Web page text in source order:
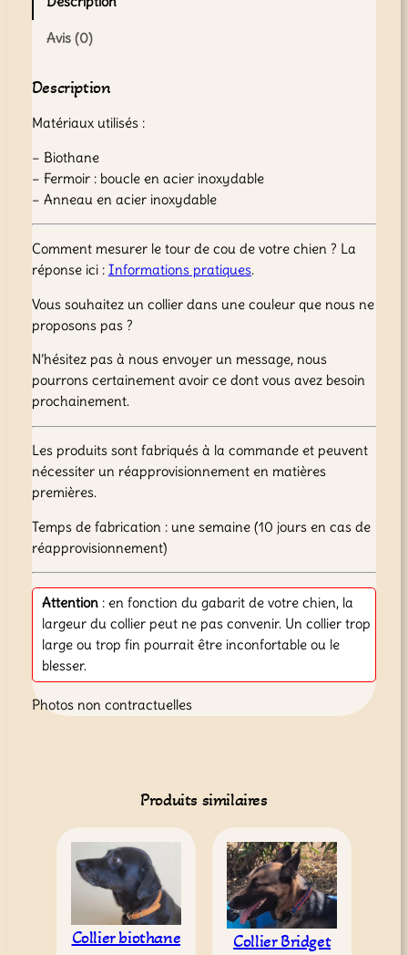
e
C
l
l
i
e
r
o
t
a
n
e
2
5
m
m
Avis (0)
Description
Matériaux utilisés :
– Biothane
– Fermoir : boucle en acier inoxydable
– Anneau en acier inoxydable
Comment mesurer le tour de cou de votre chien ? La
réponse ici : Informations pratiques.
Vous souhaitez un collier dans une couleur que nous ne
proposons pas ?
N’hésitez pas à nous envoyer un message, nous
pourrons certainement avoir ce dont vous avez besoin
prochainement.
Les produits sont fabriqués à la commande et peuvent
nécessiter un réapprovisionnement en matières
premières.
Temps de fabrication : une semaine (10 jours en cas de
réapprovisionnement)
Attention: en fonction du gabarit de votre chien, la
largeur du collier peut ne pas convenir. Un collier trop
large ou trop fin pourrait être inconfortable ou le
blesser.
Photos non contractuelles
Produits similaires
Collier biothane
Collier Bridget